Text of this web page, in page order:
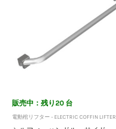
販売中：残り20 台
電動棺リフター - ELECTRIC COFFIN LIFTER